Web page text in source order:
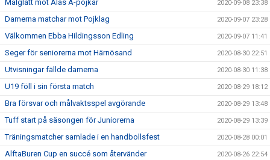
Målglatt mot Alas A-pojkar 2020-09-08 23:38
Damerna matchar mot Pojklag 2020-09-07 23:28
Välkommen Ebba Hildingsson Edling 2020-09-07 11:41
Seger för seniorerna mot Härnösand 2020-08-30 22:51
Utvisningar fällde damerna 2020-08-30 11:38
U19 föll i sin första match 2020-08-29 18:12
Bra försvar och målvaktsspel avgörande 2020-08-29 13:48
Tuff start på säsongen för Juniorerna 2020-08-29 13:39
Träningsmatcher samlade i en handbollsfest 2020-08-28 00:01
AlftaBuren Cup en succé som återvänder 2020-08-26 22:54